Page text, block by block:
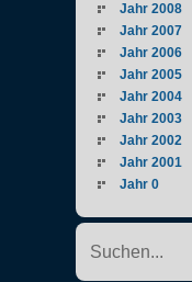
Jahr 2008
Jahr 2007
Jahr 2006
Jahr 2005
Jahr 2004
Jahr 2003
Jahr 2002
Jahr 2001
Jahr 0